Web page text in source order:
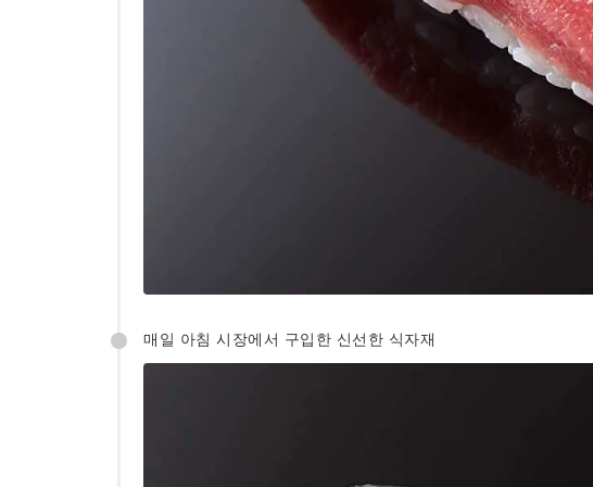
매일 아침 시장에서 구입한 신선한 식자재